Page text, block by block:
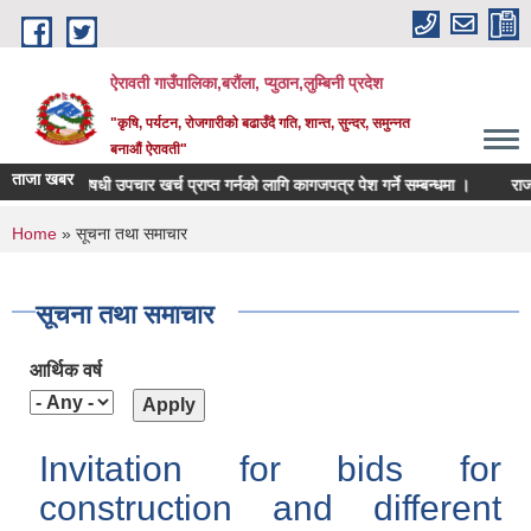
Skip to main content
ऐरावती गाउँपालिका,बरौंला, प्युठान,लुम्बिनी प्रदेश
"कृषि, पर्यटन, रोजगारीको बढाउँदै गति, शान्त, सुन्दर, समुन्नत
बनाऔं ऐरावती"
ताजा खबर
औषधी उपचार खर्च प्राप्त गर्नको लागि कागजपत्र पेश गर्ने सम्बन्धमा । राजस्व
You are here
Home » सूचना तथा समाचार
सूचना तथा समाचार
आर्थिक वर्ष
Invitation for bids for
construction and different